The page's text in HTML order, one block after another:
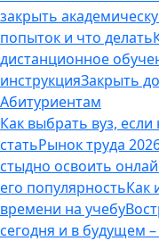
закрыть
попыток и что делать
дистанционное
инструкцияЗакрыть
Абитуриентам
Как выбрать вуз,
статьРынок труда
стыдно освоить
его популярностьКак
времени на учебу
сегодня и в будущем